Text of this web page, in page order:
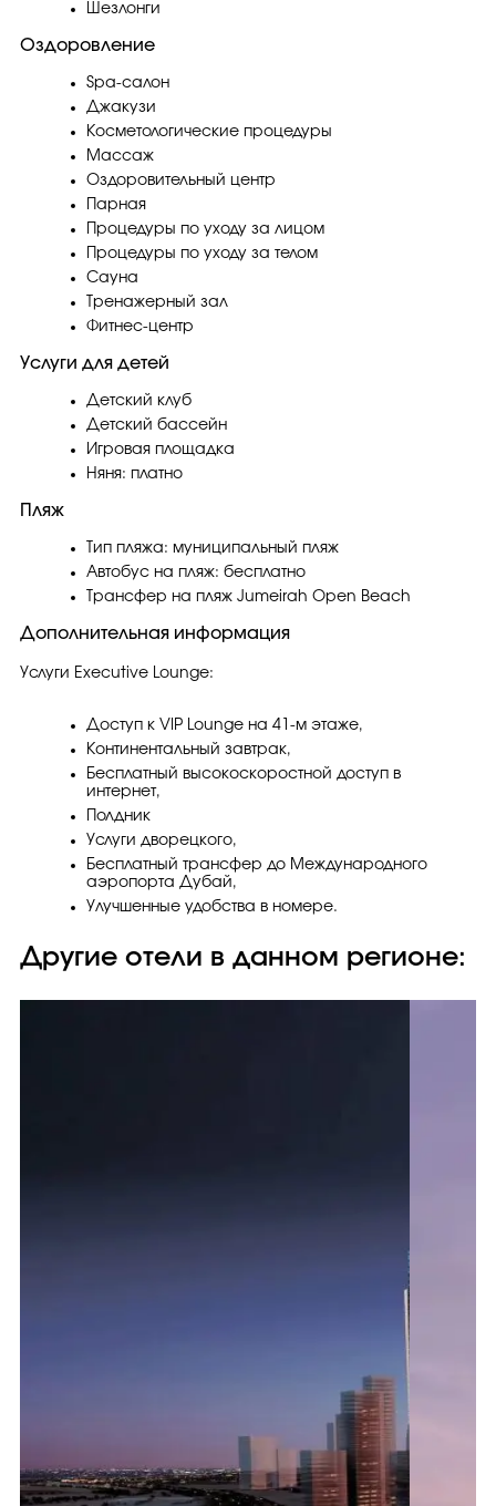
Шезлонги
Оздоровление
Spa-салон
Джакузи
Косметологические процедуры
Массаж
Оздоровительный центр
Парная
Процедуры по уходу за лицом
Процедуры по уходу за телом
Сауна
Тренажерный зал
Фитнес-центр
Услуги для детей
Детский клуб
Детский бассейн
Игровая площадка
Няня: платно
Пляж
Тип пляжа: муниципальный пляж
Автобус на пляж: бесплатно
Трансфер на пляж Jumeirah Open Beach
Дополнительная информация
Услуги Executive Lounge:
Доступ к VIP Lounge на 41-м этаже,
Континентальный завтрак,
Бесплатный высокоскоростной доступ в
интернет,
Полдник
Услуги дворецкого,
Бесплатный трансфер до Международного
аэропорта Дубай,
Улучшенные удобства в номере.
Другие отели в данном регионе: